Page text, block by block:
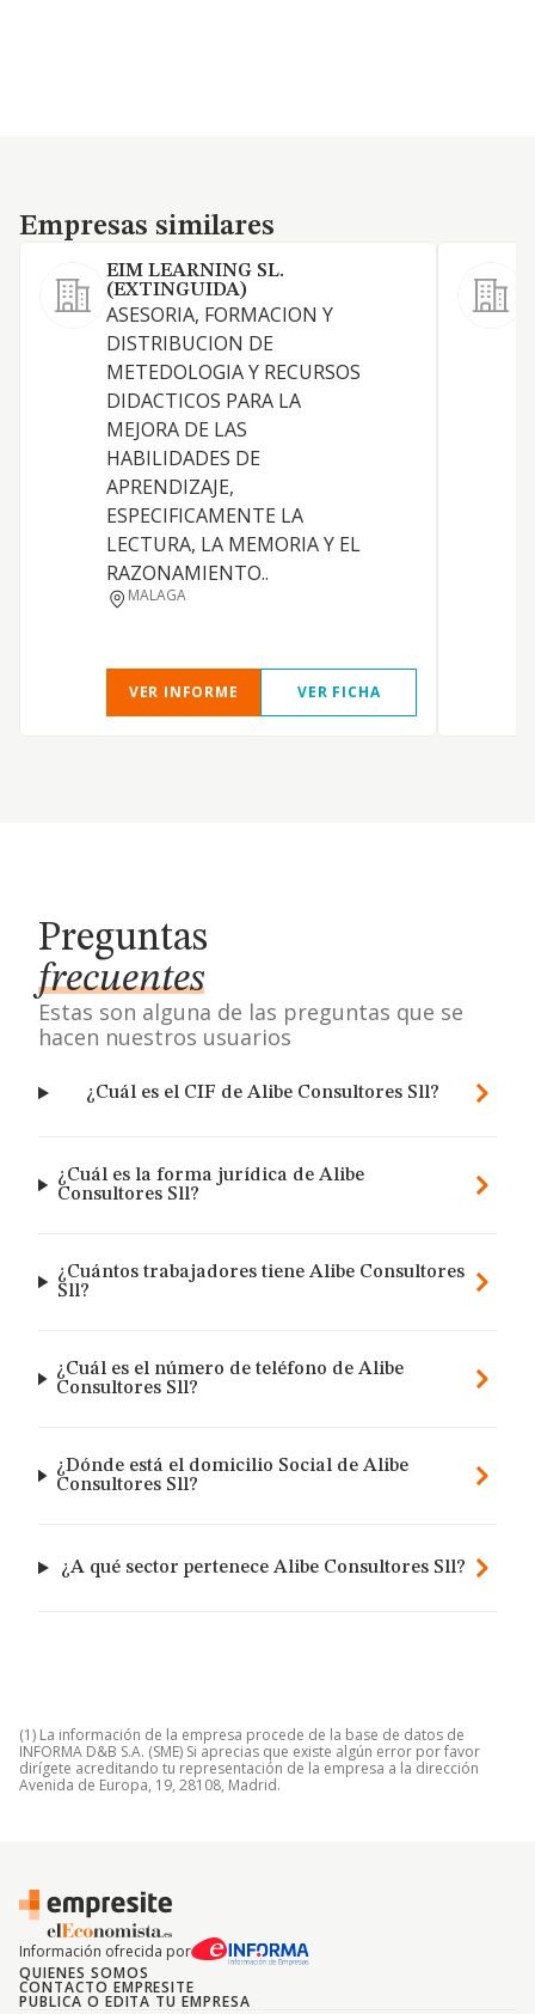
Empresas similares
Empresas similares
EIM LEARNING SL.
(EXTINGUIDA)
ASESORIA, FORMACION Y
DISTRIBUCION DE
METEDOLOGIA Y RECURSOS
DIDACTICOS PARA LA
MEJORA DE LAS
HABILIDADES DE
APRENDIZAJE,
ESPECIFICAMENTE LA
LECTURA, LA MEMORIA Y EL
RAZONAMIENTO..
MALAGA
VER INFORME VER FICHA
Preguntas
frecuentes
Estas son alguna de las preguntas que se
hacen nuestros usuarios
¿Cuál es el CIF de Alibe Consultores Sll?
¿Cuál es la forma jurídica de Alibe
Consultores Sll?
¿Cuántos trabajadores tiene Alibe Consultores
Sll?
¿Cuál es el número de teléfono de Alibe
Consultores Sll?
¿Dónde está el domicilio Social de Alibe
Consultores Sll?
¿A qué sector pertenece Alibe Consultores Sll?
(1) La información de la empresa procede de la base de datos de
INFORMA D&B S.A. (SME) Si aprecias que existe algún error por favor
dirígete acreditando tu representación de la empresa a la dirección
Avenida de Europa, 19, 28108, Madrid.
Información ofrecida por
QUIENES SOMOS
CONTACTO EMPRESITE
PUBLICA O EDITA TU EMPRESA